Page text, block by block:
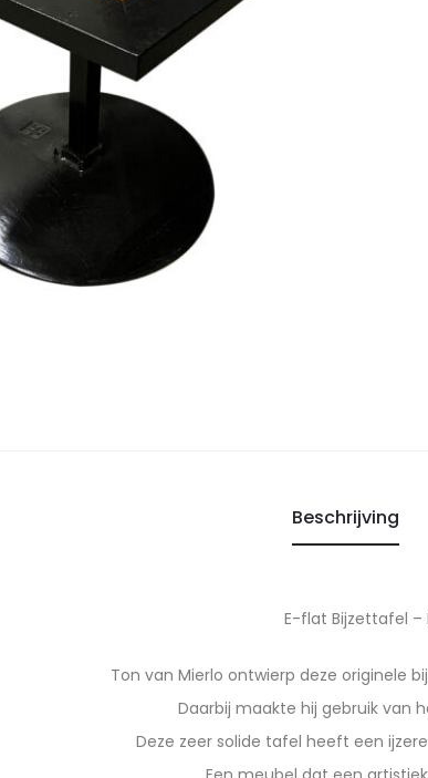
Beschrijving
E-flat Bijzettafel –
Ton van Mierlo ontwierp deze originele
Daarbij maakte hij gebruik van
Deze zeer solide tafel heeft een